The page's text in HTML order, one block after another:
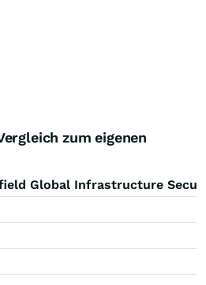
zum eigenen
Global Infrastructure